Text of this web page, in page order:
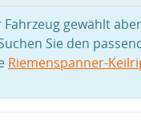
Fahrzeug gewählt
Sie den
Riemenspanner-